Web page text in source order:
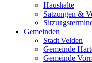
Haushalte
Satzungen &
Gemeinden
Stadt Velden
Gemeinde
Gemeinde